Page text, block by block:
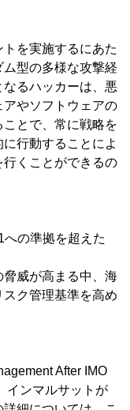
を実施するにあた
型の多様な攻撃経
るハッカーは、悪
やソフトウェアの
とで、常に戦略を
行動することによ
くことができるの
の準拠を超えた
威が高まる中、海
ク管理基準を高め
After IMO
インマルサットが